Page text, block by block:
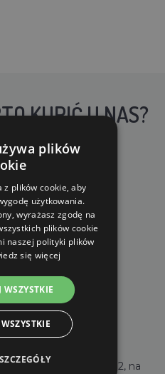
KUPIĆ U NAS?
WYSYŁKA
690 zł z VAT
o powierzchni 2000m2, na
plików
z plików cookie, aby
użytkowania.
wyrażasz zgodę na
plików cookie
naszej polityki plików
się więcej
WSZYSTKIE